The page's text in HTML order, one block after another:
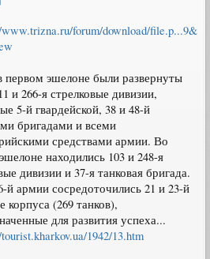
forum/download/file.p...9&
первом эшелоне были развернуты
и 266-я стрелковые дивизии,
5-й гвардейской, 38 и 48-й
бригадами и всеми
средствами армии. Во
находились 103 и 248-я
дивизии и 37-я танковая бригада.
й армии сосредоточились 21 и 23-й
корпуса (269 танков),
для развития успеха...
1942/13.htm